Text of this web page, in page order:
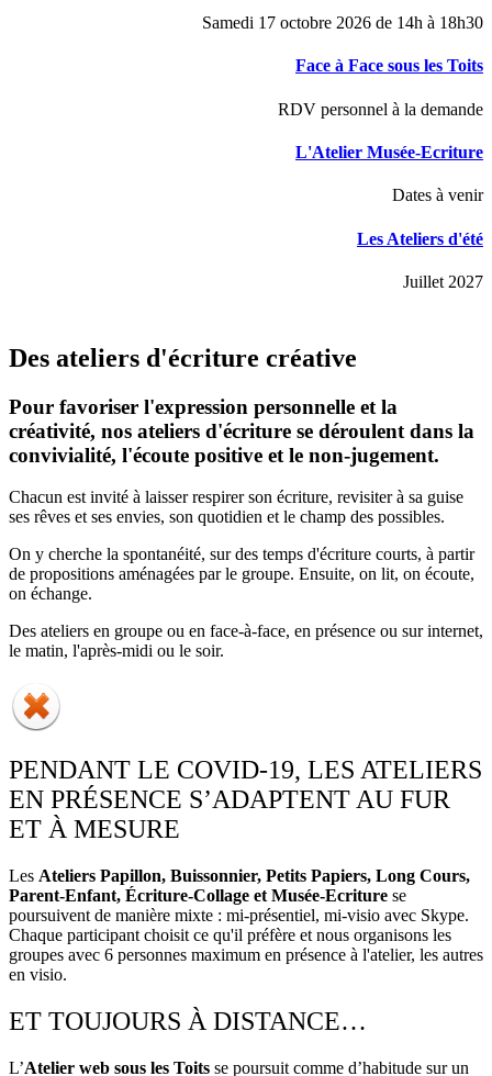
Samedi 17 octobre 2026 de 14h à 18h30
Face à Face sous les Toits
RDV personnel à la demande
L'Atelier Musée-Ecriture
Dates à venir
Les Ateliers d'été
Juillet 2027
Des ateliers d'écriture créative
Pour favoriser l'expression personnelle et la
créativité, nos ateliers d'écriture se déroulent dans la
convivialité, l'écoute positive et le non-jugement.
Chacun est invité à laisser respirer son écriture, revisiter à sa guise
ses rêves et ses envies, son quotidien et le champ des possibles.
On y cherche la spontanéité, sur des temps d'écriture courts, à partir
de propositions aménagées par le groupe. Ensuite, on lit, on écoute,
on échange.
Des ateliers en groupe ou en face-à-face, en présence ou sur internet,
le matin, l'après-midi ou le soir.
PENDANT LE COVID-19, LES ATELIERS
EN PRÉSENCE S’ADAPTENT AU FUR
ET À MESURE
Les Ateliers Papillon, Buissonnier, Petits Papiers, Long Cours,
Parent-Enfant, Écriture-Collage et Musée-Ecriture se
poursuivent de manière mixte : mi-présentiel, mi-visio avec Skype.
Chaque participant choisit ce qu'il préfère et nous organisons les
groupes avec 6 personnes maximum en présence à l'atelier, les autres
en visio.
ET TOUJOURS À DISTANCE…
L’Atelier web sous les Toits se poursuit comme d’habitude sur un